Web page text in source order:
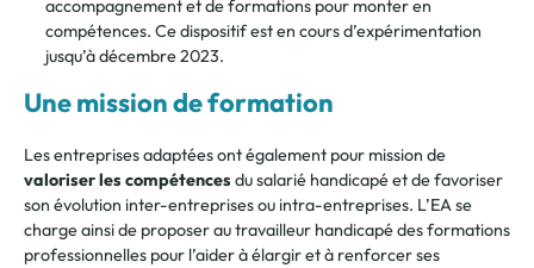
accompagnement et de formations pour monter en
compétences. Ce dispositif est en cours d’expérimentation
jusqu’à décembre 2023.
Une mission de formation
Les entreprises adaptées ont également pour mission de
valoriser les compétences du salarié handicapé et de favoriser
son évolution inter-entreprises ou intra-entreprises. L’EA se
charge ainsi de proposerau travailleur handicapé des formations
professionnelles pour l’aider à élargir et à renforcer ses